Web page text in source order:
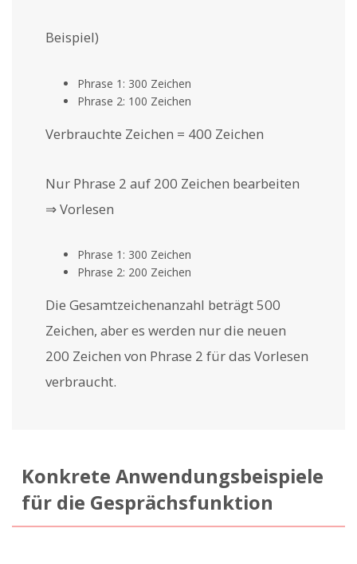
Beispiel)
Phrase 1: 300 Zeichen
Phrase 2: 100 Zeichen
Verbrauchte Zeichen = 400 Zeichen
Nur Phrase 2 auf 200 Zeichen bearbeiten
⇒ Vorlesen
Phrase 1: 300 Zeichen
Phrase 2: 200 Zeichen
Die Gesamtzeichenanzahl beträgt 500
Zeichen, aber es werden nur die neuen
200 Zeichen von Phrase 2 für das Vorlesen
verbraucht.
Konkrete Anwendungsbeispiele
für die Gesprächsfunktion